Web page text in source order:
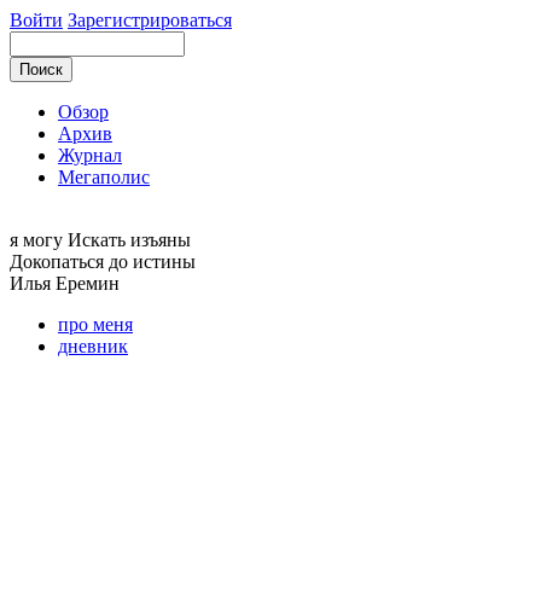
Войти Зарегистрироваться
Обзор
Архив
Журнал
Мегаполис
я могу Искать изъяны
Докопаться до истины
Илья Еремин
про меня
дневник